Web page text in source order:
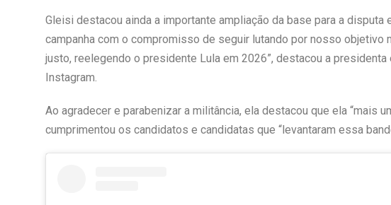
Gleisi destacou ainda a importante ampliação da base para a disputa
campanha com o compromisso de seguir lutando por nosso objetivo
justo, reelegendo o presidente Lula em 2026”, destacou a
Instagram.
Ao agradecer e parabenizar a militância, ela destacou que ela “mais
cumprimentou os candidatos e candidatas que “levantaram essa